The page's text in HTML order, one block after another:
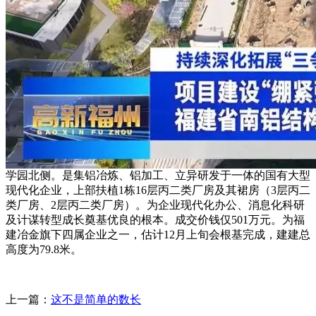
学园北侧。是集铝冶炼、铝加工、立异研发于一体的国有大型
现代化企业，上部扶植1栋16层丙二类厂房及其裙房（3层丙二
类厂房、2层丙二类厂房）。为企业现代化办公、消息化科研
及计谋转型成长奠基优良的根本。成交价钱仅501万元。为福
建冶金旗下四属企业之一，估计12月上旬会根基完成，建建总
高度为79.8米。
上一篇： 这不是简单的数长